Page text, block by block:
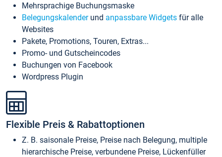
Mehrsprachige Buchungsmaske
Belegungskalenderund anpassbare Widgets für alle
Websites
Pakete, Promotions, Touren, Extras...
Promo- und Gutscheincodes
Buchungen von Facebook
Wordpress Plugin
Flexible Preis & Rabattoptionen
Z. B. saisonale Preise, Preise nach Belegung, multiple
hierarchische Preise, verbundene Preise, Lückenfüller